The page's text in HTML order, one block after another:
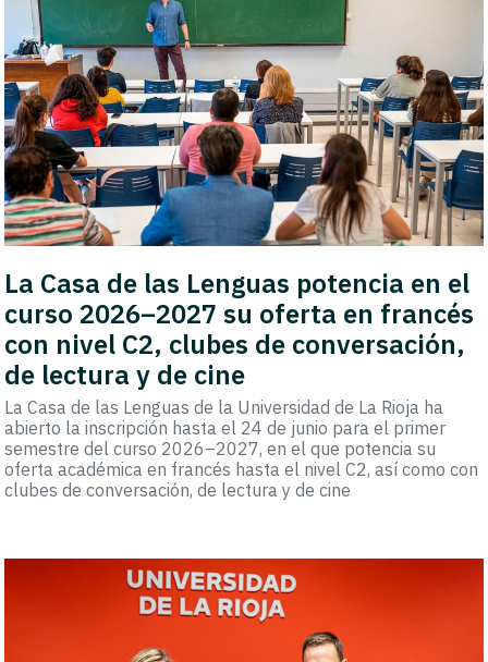
La Casa de las Lenguas potencia en el
curso 2026–2027 su oferta en francés
con nivel C2, clubes de conversación,
de lectura y de cine
La Casa de las Lenguas de la Universidad de La Rioja ha
abierto la inscripción hasta el 24 de junio para el primer
semestre del curso 2026–2027, en el que potencia su
oferta académica en francés hasta el nivel C2, así como con
clubes de conversación, de lectura y de cine